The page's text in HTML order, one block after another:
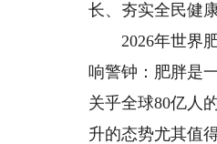
长、夯实全民健
2026年世界肥
响警钟：肥胖是
关乎全球80亿人
升的态势尤其值